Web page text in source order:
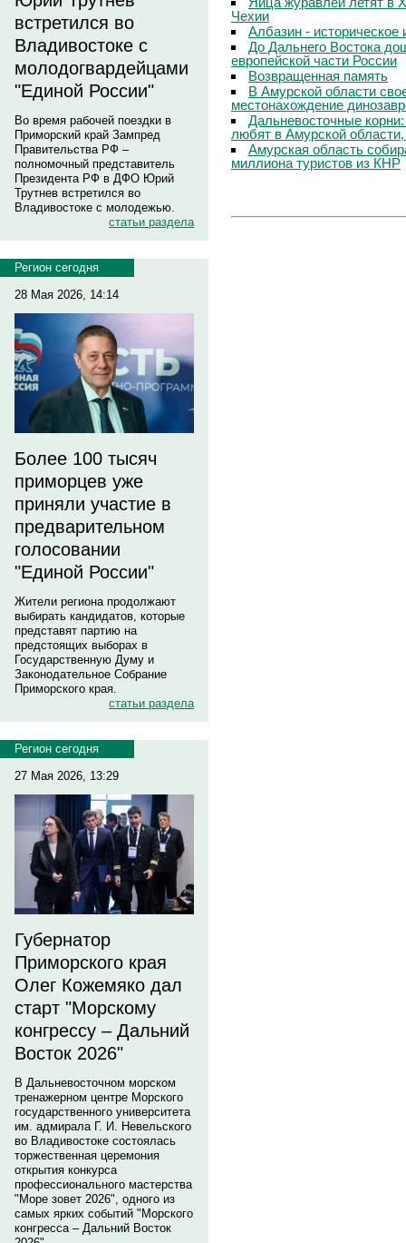
встретился во
Владивостоке с
молодогвардейцами
"Единой России"
Во время рабочей поездки в
Приморский край Зампред
Правительства РФ –
полномочный представитель
Президента РФ в ДФО Юрий
Трутнев встретился во
Владивостоке с молодежью.
статьи раздела
Регион сегодня
28 Мая 2026, 14:14
Более 100 тысяч
приморцев уже
приняли участие в
предварительном
голосовании
"Единой России"
Жители региона продолжают
выбирать кандидатов, которые
представят партию на
предстоящих выборах в
Государственную Думу и
Законодательное Собрание
Приморского края.
статьи раздела
Регион сегодня
27 Мая 2026, 13:29
Губернатор
Приморского края
Олег Кожемяко дал
старт "Морскому
конгрессу – Дальний
Восток 2026"
В Дальневосточном морском
тренажерном центре Морского
государственного университета
им. адмирала Г. И. Невельского
во Владивостоке состоялась
торжественная церемония
открытия конкурса
профессионального мастерства
"Море зовет 2026", одного из
самых ярких событий "Морского
конгресса – Дальний Восток
Чехии
Албазин - историческое
До Дальнего Востока
европейской части России
Возвращенная память
В Амурской области
местонахождение
Дальневосточные
любят в Амурской
Амурская область
миллиона туристов из КНР